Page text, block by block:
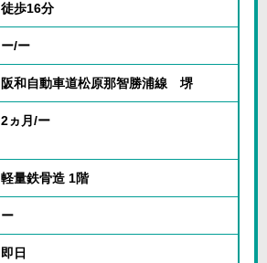
徒歩16分
ー/ー
阪和自動車道松原那智勝浦線 堺
2ヵ月/ー
軽量鉄骨造 1階
ー
即日